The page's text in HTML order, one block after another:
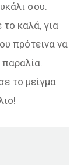
σου.
καλά, για
πρότεινα να
παραλία.
το μείγμα